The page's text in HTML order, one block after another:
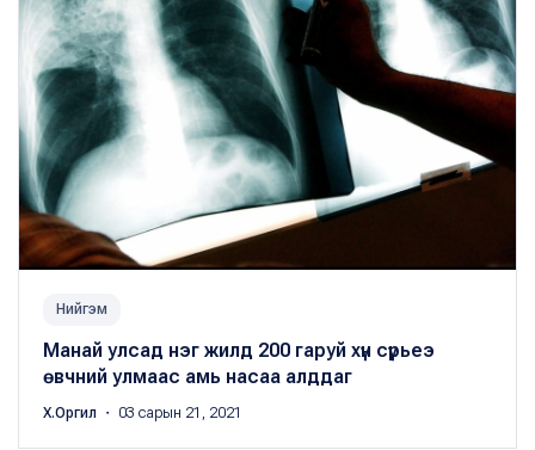
Нийгэм
Манай улсад нэг жилд 200 гаруй хүн сүрьеэ
өвчний улмаас амь насаа алддаг
Х.Оргил ・ 03 сарын 21, 2021